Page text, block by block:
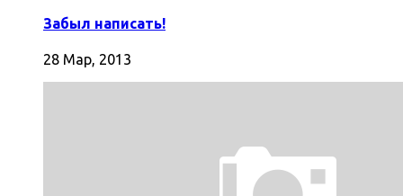
Забыл написать!
28 Мар, 2013